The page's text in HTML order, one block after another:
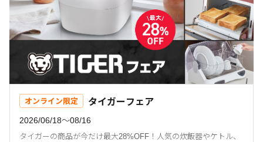
オンライン限定 タイガーフェア
2026/06/18〜08/16
タイガーの商品が今だけ最大28%OFF！人気の炊飯器やケトル、